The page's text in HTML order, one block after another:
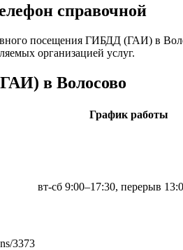
справочной
посещения ГИБДД (ГАИ) в
организацией услуг.
в Волосово
График работы
3373
вт-сб 9:00–17:30, перерыв